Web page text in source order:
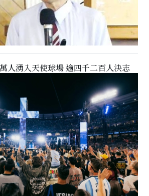
人湧入天使球場 逾四千二百人決志